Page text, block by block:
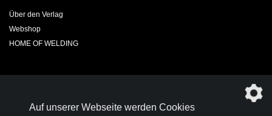
Über den Verlag
Webshop
HOME OF WELDING
Werden SieMitglied im DVS!
Auf unserer Webseite werden Cookies